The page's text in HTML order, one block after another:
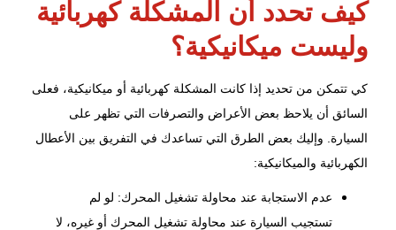
كيف تحدد أن المشكلة كهربائية
وليست ميكانيكية؟
كي تتمكن من تحديد إذا كانت المشكلة كهربائية أو ميكانيكية، فعلى
السائق أن يلاحظ بعض الأعراض والتصرفات التي تظهر على
السيارة. وإليك بعض الطرق التي تساعدك في التفريق بين الأعطال
الكهربائية والميكانيكية:
عدم الاستجابة عند محاولة تشغيل المحرك: لو لم
تستجيب السيارة عند محاولة تشغيل المحرك أو غيره، لا